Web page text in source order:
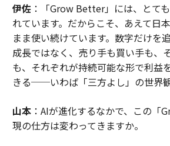
伊佐：「Grow Better」には、とて
れています。だからこそ、あえて日
まま使い続けています。数字だけを
成長ではなく、売り手も買い手も、
も、それぞれが持続可能な形で利益
きる──いわば「三方よし」の世界観
山本：AIが進化するなかで、この「
現の仕方は変わってきますか。